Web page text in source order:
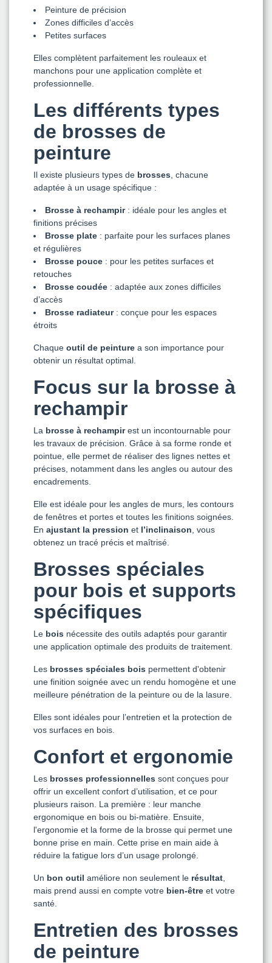
Peinture de précision
Zones difficiles d’accès
Petites surfaces
Elles complètent parfaitement les rouleaux et
manchons pour une application complète et
professionnelle.
Les différents types
de brosses de
peinture
Il existe plusieurs types de brosses , chacune
adaptée à un usage spécifique :
Brosse à rechampir: idéale pour les angles et
finitions précises
Brosse plate : parfaite pour les surfaces planes
et régulières
Brosse pouce : pour les petites surfaces et
retouches
Brosse coudée : adaptée aux zones difficiles
d’accès
Brosse radiateur: conçue pour les espaces
étroits
Chaque outil de peinture a son importance pour
obtenir un résultat optimal.
Focus sur la brosse à
rechampir
La brosse à rechampirest un incontournable pour
les travaux de précision. Grâce à sa forme ronde et
pointue, elle permet de réaliser des lignes nettes et
précises, notamment dans les angles ou autour des
encadrements.
Elle est idéale pour les angles de murs, les contours
de fenêtres et portes et toutes les finitions soignées.
En ajustant la pression et l’inclinaison , vous
obtenez un tracé précis et maîtrisé.
Brosses spéciales
pour bois et supports
spécifiques
Le bois nécessite des outils adaptés pour garantir
une application optimale des produits de traitement.
Les brosses spéciales bois permettent d'obtenir
une finition soignée avec un rendu homogène et une
meilleure pénétration de la peinture ou de la lasure.
Elles sont idéales pour l’entretien et la protection de
vos surfaces en bois.
Confort et ergonomie
Les brosses professionnelles sont conçues pour
offrir un excellent confort d’utilisation, et ce pour
plusieurs raison. La première : leur manche
ergonomique en bois ou bi-matière. Ensuite,
l'ergonomie et la forme de la brosse qui permet une
bonne prise en main. Cette prise en main aide à
réduire la fatigue lors d’un usage prolongé.
Un bon outil améliore non seulement le résultat
mais prend aussi en compte votre bien-être et votre
santé.
Entretien des brosses
de peinture